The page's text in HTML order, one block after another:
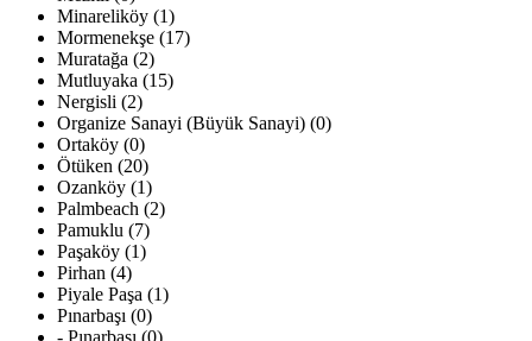
Minareliköy (1)
Mormenekşe (17)
Muratağa (2)
Mutluyaka (15)
Nergisli (2)
Organize Sanayi (Büyük Sanayi) (0)
Ortaköy (0)
Ötüken (20)
Ozanköy (1)
Palmbeach (2)
Pamuklu (7)
Paşaköy (1)
Pirhan (4)
Piyale Paşa (1)
Pınarbaşı (0)